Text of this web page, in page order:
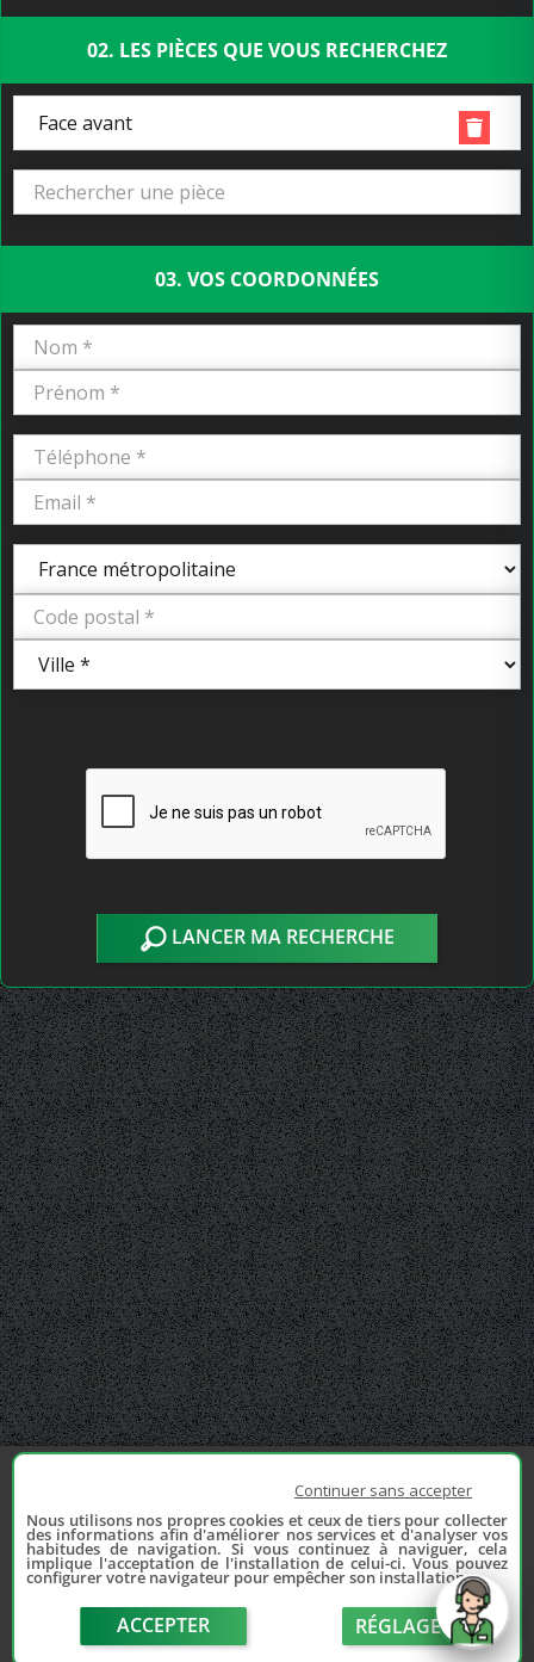
02. LES PIÈCES QUE VOUS RECHERCHEZ
Face avant
03. VOS COORDONNÉES
LANCER MA RECHERCHE
Continuer sans accepter
Nous utilisons nos propres cookies et ceux de tiers pour collecter
des informations afin d'améliorer nos services et d'analyser vos
habitudes de navigation. Si vous continuez à naviguer, cela
implique l'acceptation de l'installation de celui-ci. Vous pouvez
configurer votre navigateur pour empêcher son installation.
ACCEPTER RÉGLAGE